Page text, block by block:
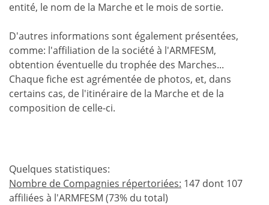
entité, le nom de la Marche et le mois de sortie.
D'autres informations sont également présentées,
comme: l'affiliation de la société à l'ARMFESM,
obtention éventuelle du trophée des Marches...
Chaque fiche est agrémentée de photos, et, dans
certains cas, de l'itinéraire de la Marche et de la
composition de celle-ci.
Quelques statistiques:
Nombre de Compagnies répertoriées: 147 dont 107
affiliées à l'ARMFESM (73% du total)